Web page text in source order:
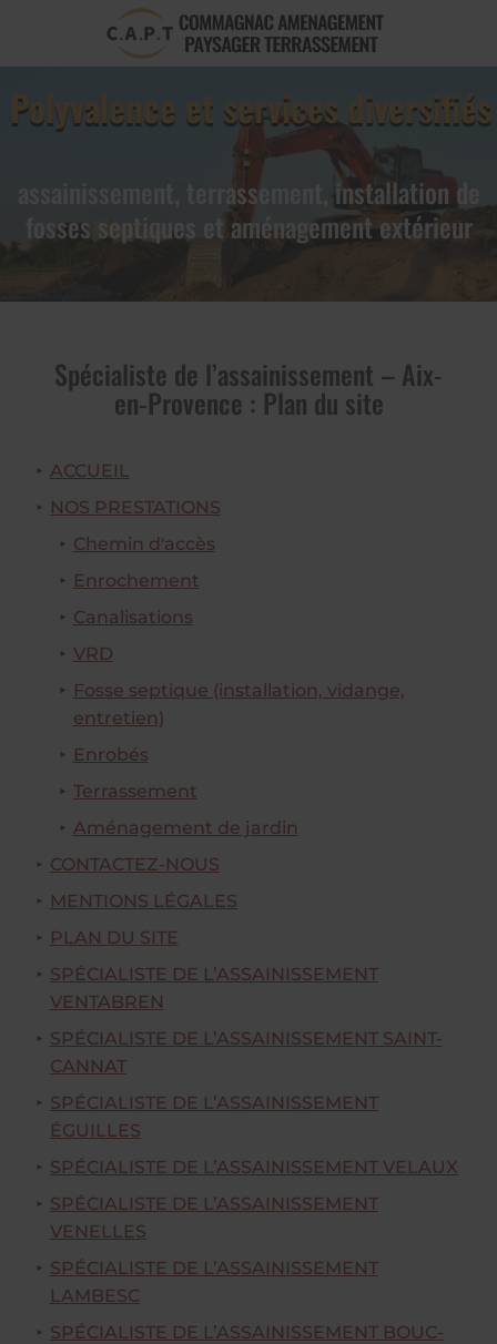
Polyvalence et services diversifiés
:
assainissement, terrassement, installation de
fosses septiques et aménagement extérieur
Spécialiste de l’assainissement – Aix-
en-Provence : Plan du site
ACCUEIL
NOS PRESTATIONS
Chemin d'accès
Enrochement
Canalisations
VRD
Fosse septique (installation, vidange,
entretien)
Enrobés
Terrassement
Aménagement de jardin
CONTACTEZ-NOUS
MENTIONS LÉGALES
PLAN DU SITE
SPÉCIALISTE DE L’ASSAINISSEMENT
VENTABREN
SPÉCIALISTE DE L’ASSAINISSEMENT SAINT-
CANNAT
SPÉCIALISTE DE L’ASSAINISSEMENT
ÉGUILLES
SPÉCIALISTE DE L’ASSAINISSEMENT VELAUX
SPÉCIALISTE DE L’ASSAINISSEMENT
VENELLES
SPÉCIALISTE DE L’ASSAINISSEMENT
LAMBESC
SPÉCIALISTE DE L’ASSAINISSEMENT BOUC-